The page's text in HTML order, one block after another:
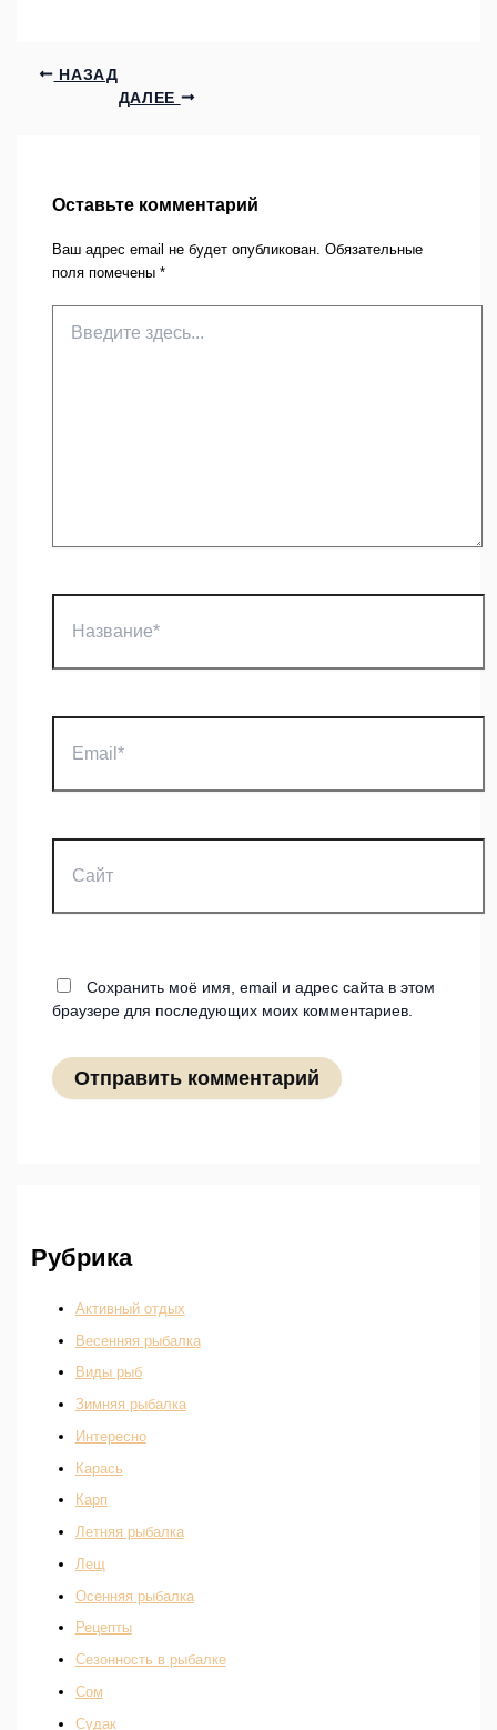
НАЗАД
ДАЛЕЕ
Оставьте комментарий
Ваш адрес email не будет опубликован. Обязательные
поля помечены *
здесь...
Сохранить моё имя, email и адрес сайта в этом
браузере для последующих моих комментариев.
Рубрика
Активный отдых
Весенняя рыбалка
Виды рыб
Зимняя рыбалка
Интересно
Карась
Карп
Летняя рыбалка
Лещ
Осенняя рыбалка
Рецепты
Сезонность в рыбалке
Сом
Судак